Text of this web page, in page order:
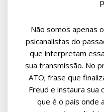
Não somos apenas
psicanalistas do
que interpretam
sua transmissão. No
ATO; frase que
Freud e instaura sua
que é o país onde